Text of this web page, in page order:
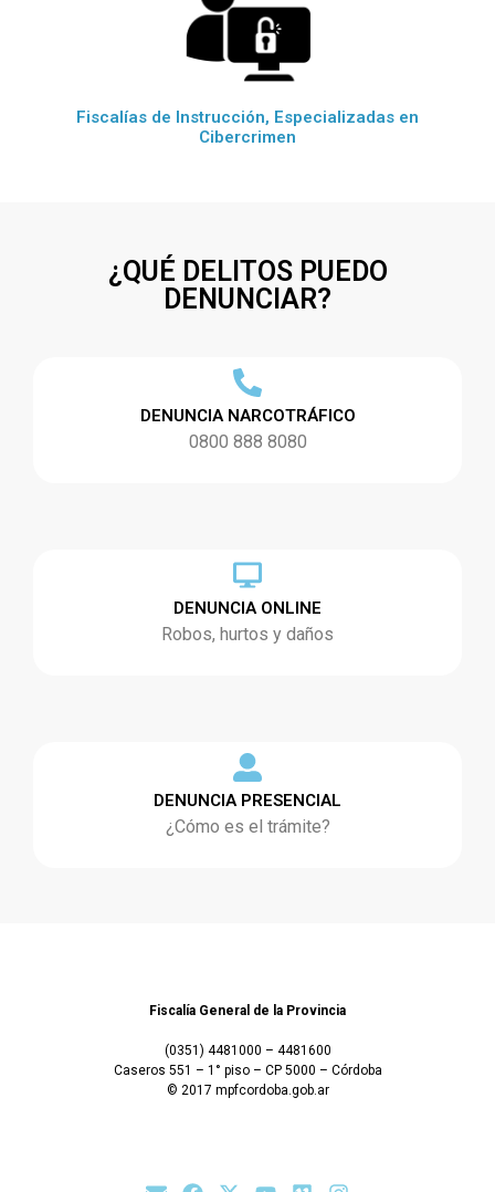
Fiscalías de Instrucción, Especializadas en
Cibercrimen
¿QUÉ DELITOS PUEDO
DENUNCIAR?
DENUNCIA NARCOTRÁFICO
0800 888 8080
DENUNCIA ONLINE
Robos, hurtos y daños
DENUNCIA PRESENCIAL
¿Cómo es el trámite?
Fiscalía General de la Provincia
(0351) 4481000 – 4481600
Caseros 551 – 1° piso – CP 5000 – Córdoba
© 2017 mpfcordoba.gob.ar